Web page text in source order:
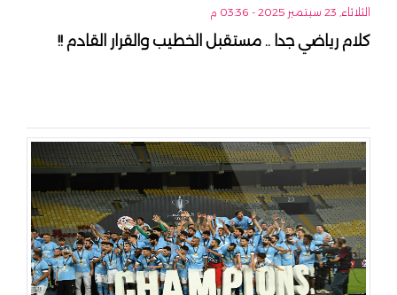
الثلاثاء, 23 سبتمبر 2025 - 03:36 م
كلام رياضي جدا .. مستقبل الخطيب والقرار القادم !!